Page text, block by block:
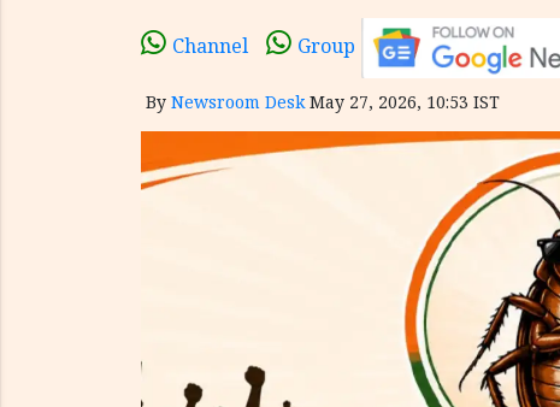
Channel Group
By Newsroom Desk May 27, 2026, 10:53 IST